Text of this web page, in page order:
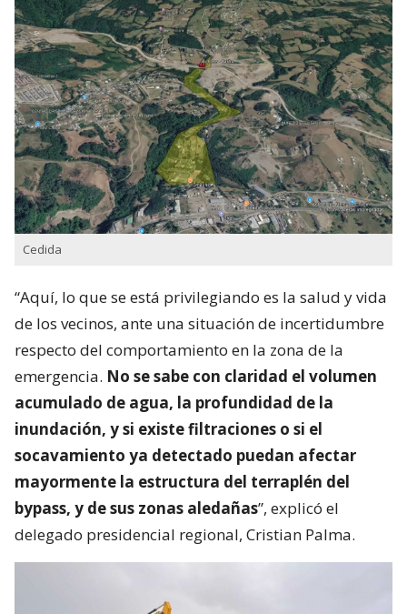
Cedida
“Aquí, lo que se está privilegiando es la salud y vida
de los vecinos, ante una situación de incertidumbre
respecto del comportamiento en la zona de la
emergencia. No se sabe con claridad el volumen
acumulado de agua, la profundidad de la
inundación, y si existe filtraciones o si el
socavamiento ya detectado puedan afectar
mayormente la estructura del terraplén del
bypass, y de sus zonas aledañas”, explicó el
delegado presidencial regional, Cristian Palma.